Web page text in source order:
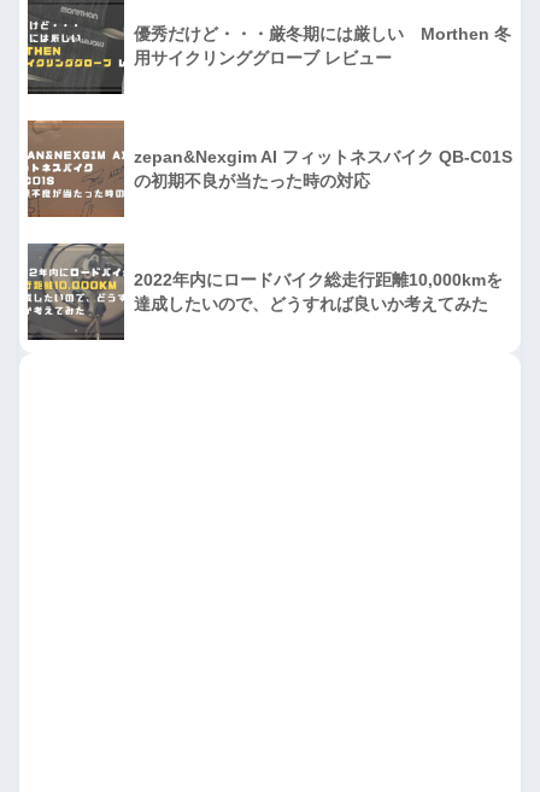
優秀だけど・・・厳冬期には厳しい Morthen 冬
用サイクリンググローブ レビュー
zepan&Nexgim AI フィットネスバイク QB-C01S
の初期不良が当たった時の対応
2022年内にロードバイク総走行距離10,000kmを
達成したいので、どうすれば良いか考えてみた